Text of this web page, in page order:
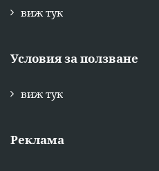
виж тук
Условия за ползване
виж тук
Реклама